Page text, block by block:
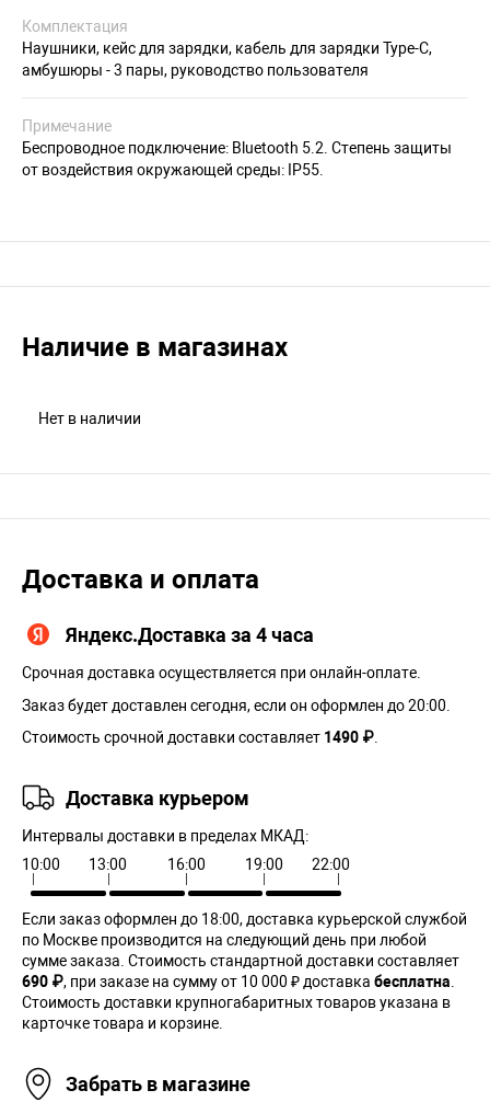
Комплектация
Наушники, кейс для зарядки, кабель для зарядки Type-C,
амбушюры - 3 пары, руководство пользователя
Примечание
Беспроводное подключение: Bluetooth 5.2. Степень защиты
от воздействия окружающей среды: IP55.
Наличие в магазинах
Нет в наличии
Доставка и оплата
Яндекс.Доставка за 4 часа
Срочная доставка осуществляется при онлайн-оплате.
Заказ будет доставлен сегодня, если он оформлен до 20:00.
Стоимость срочной доставки составляет 1490 ₽.
Доставка курьером
Интервалы доставки в пределах МКАД:
10:00
13:00 16:00 19:00 22:00
Если заказ оформлен до 18:00, доставка курьерской службой
по Москве производится на следующий день при любой
сумме заказа. Cтоимость стандартной доставки составляет
690 ₽, при заказе на сумму от 10 000 ₽ доставка бесплатна.
Стоимость доставки крупногабаритных товаров указана в
карточке товара и корзине.
Забрать в магазине